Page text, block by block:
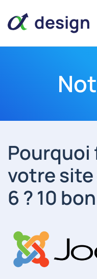
design
votre site
6 ? 10